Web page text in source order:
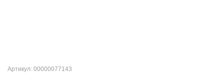
Артикул: 00000077143